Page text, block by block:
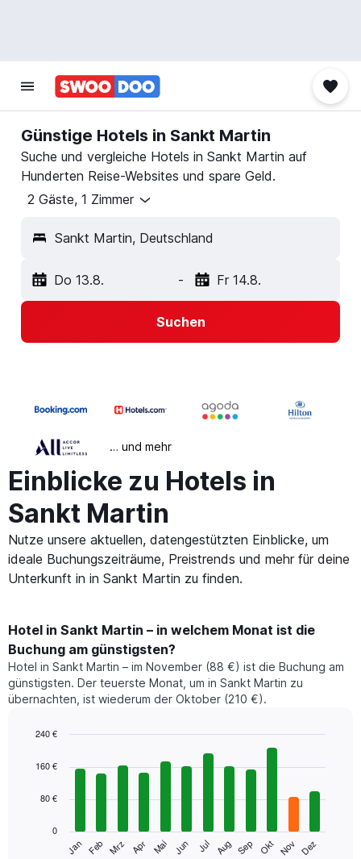
Günstige Hotels in Sankt Martin
Suche und vergleiche Hotels in Sankt Martin auf
Hunderten Reise-Websites und spare Geld.
2 Gäste, 1 Zimmer
Sankt Martin, Deutschland
Do 13.8. - Fr 14.8.
Suchen
… und mehr
Einblicke zu Hotels in
Sankt Martin
Nutze unsere aktuellen, datengestützten Einblicke, um
ideale Buchungszeiträume, Preistrends und mehr für deine
Unterkunft in in Sankt Martin zu finden.
Hotel in Sankt Martin – in welchem Monat ist die
Buchung am günstigsten?
Hotel in Sankt Martin – im November (88 €) ist die Buchung am
günstigsten. Der teuerste Monat, um in Sankt Martin zu
übernachten, ist wiederum der Oktober (210 €).
chart
bars.
folgende
graphic.
Jan Feb Mrz Apr Mai Jun Jul Aug Sep Okt Nov Dez
0
80 €
160 €
240 €